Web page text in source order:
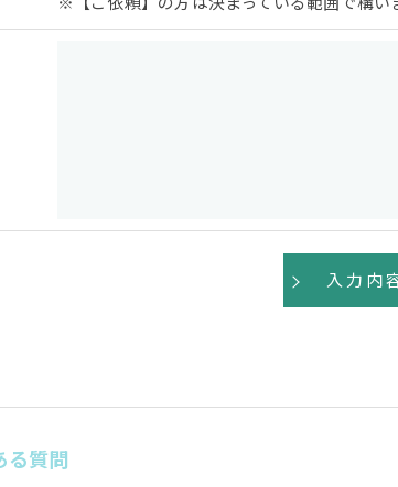
は、それに対応した当社のサービスをご提
報の開示･訂正･削除・利用停止の手続を定
る質問